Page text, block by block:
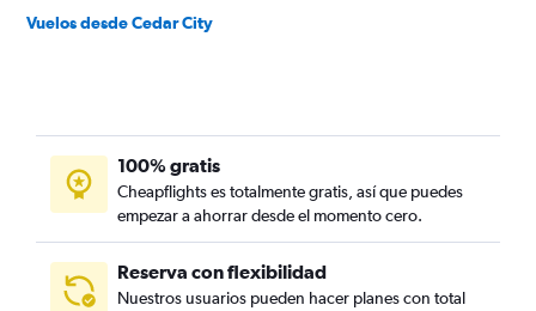
Vuelos desde Cedar City
100% gratis
Cheapflights es totalmente gratis, así que puedes
empezar a ahorrar desde el momento cero.
Reserva con flexibilidad
Nuestros usuarios pueden hacer planes con total